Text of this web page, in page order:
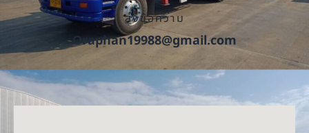
ส่งข้อความ
Oraphan19988@gmail.com